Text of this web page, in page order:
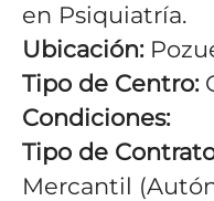
en Psiquiatría.
Ubicación:
Tipo de Centro:
Condiciones:
Tipo de
Mercantil